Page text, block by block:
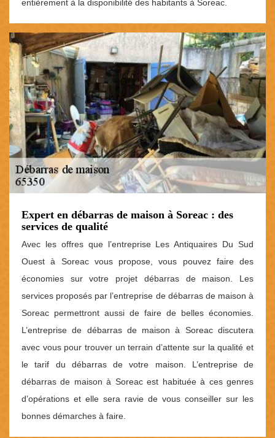
entièrement à la disponibilité des habitants à Soreac.
Expert en débarras de maison à Soreac : des
services de qualité
Avec les offres que l’entreprise Les Antiquaires Du Sud
Ouest à Soreac vous propose, vous pouvez faire des
économies sur votre projet débarras de maison. Les
services proposés par l’entreprise de débarras de maison à
Soreac permettront aussi de faire de belles économies.
L’entreprise de débarras de maison à Soreac discutera
avec vous pour trouver un terrain d’attente sur la qualité et
le tarif du débarras de votre maison. L’entreprise de
débarras de maison à Soreac est habituée à ces genres
d’opérations et elle sera ravie de vous conseiller sur les
bonnes démarches à faire.